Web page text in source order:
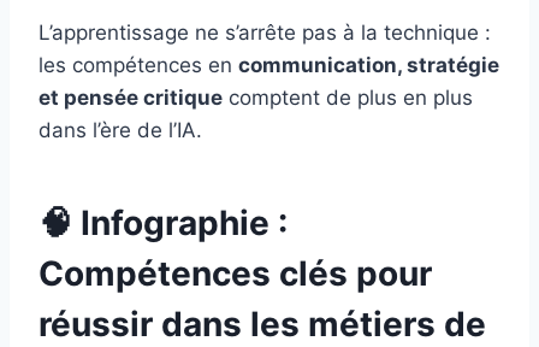
L’apprentissage ne s’arrête pas à la technique :
les compétences en communication, stratégie
et pensée critique comptent de plus en plus
dans l’ère de l’IA.
🧠 Infographie :
Compétences clés pour
réussir dans les métiers de